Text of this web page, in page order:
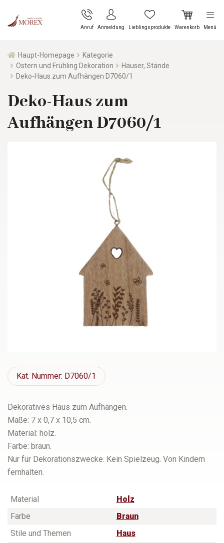
Anruf Anmeldung Lieblingsprodukte Warenkorb Menü
Haupt-Homepage
Kategorie
Ostern und Frühling Dekoration
Häuser, Stände
Deko-Haus zum Aufhängen D7060/1
Deko-Haus zum
Aufhängen D7060/1
Kat. Nummer: D7060/1
Dekoratives Haus zum Aufhängen.
Maße: 7 x 0,7 x 10,5 cm.
Material: holz.
Farbe: braun.
Nur für Dekorationszwecke. Kein Spielzeug. Von Kindern
fernhalten.
Material
Holz
Farbe
Braun
Stile und Themen
Haus